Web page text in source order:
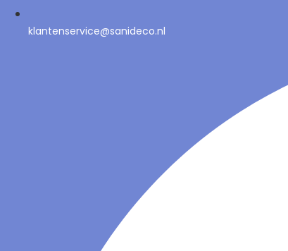
klantenservice@sanideco.nl